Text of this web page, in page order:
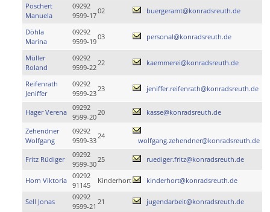
Poschert
Manuela
09292
9599-17
02 buergeramt@konradsreuth.de
Döhla
Marina
09292
9599-19
03 personal@konradsreuth.de
Müller
Roland
09292
9599-22
22 kaemmerei@konradsreuth.de
Reifenrath
Jeniffer
09292
9599-23
23 jeniffer.reifenrath@konradsreuth.de
Hager Verena
09292
9599-20
20 kasse@konradsreuth.de
Zehendner
Wolfgang
09292
9599-33
24
wolfgang.zehendner@konradsreuth.de
Fritz Rüdiger
09292
9599-30
25 ruediger.fritz@konradsreuth.de
Horn Viktoria
09292
91145
Kinderhort kinderhort@konradsreuth.de
Sell Jonas
09292
9599-21
21 jugendarbeit@konradsreuth.de